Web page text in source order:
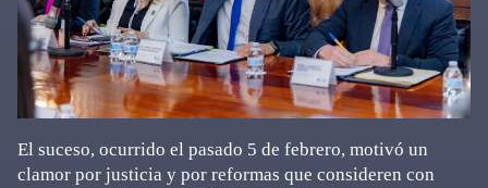
El suceso, ocurrido el pasado 5 de febrero, motivó un
clamor por justicia y por reformas que consideren con